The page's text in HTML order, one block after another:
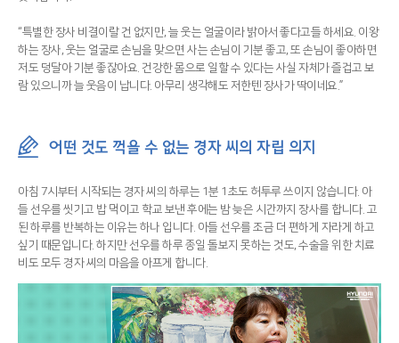
“특별한 장사 비결이랄 건 없지만, 늘 웃는 얼굴이라 밝아서 좋다고들 하세요. 이왕
하는 장사, 웃는 얼굴로 손님을 맞으면 사는 손님이 기분 좋고, 또 손님이 좋아하면
저도 덩달아 기분 좋잖아요. 건강한 몸으로 일할 수 있다는 사실 자체가 즐겁고 보
람 있으니까 늘 웃음이 납니다. 아무리 생각해도 저한텐 장사가 딱이네요.”
어떤 것도 꺽을 수 없는 경자 씨의 자립 의지
아침 7시부터 시작되는 경자 씨의 하루는 1분 1초도 허투루 쓰이지 않습니다. 아
들 선우를 씻기고 밥 먹이고 학교 보낸 후에는 밤 늦은 시간까지 장사를 합니다. 고
된 하루를 반복하는 이유는 하나 입니다. 아들 선우를 조금 더 편하게 자라게 하고
싶기 때문입니다. 하지만 선우를 하루 종일 돌보지 못하는 것도, 수술을 위한 치료
비도 모두 경자 씨의 마음을 아프게 합니다.